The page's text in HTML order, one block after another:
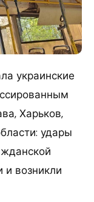
украинские
Харьков,
удары
и возникли